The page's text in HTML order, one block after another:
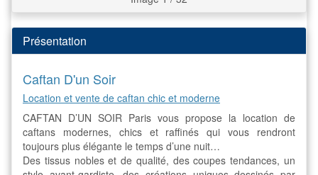
Présentation
Caftan D'un Soir
Location et vente de caftan chic et moderne
CAFTAN D’UN SOIR Paris vous propose la location de
caftans modernes, chics et raffinés qui vous rendront
toujours plus élégante le temps d’une nuit…
Des tissus nobles et de qualité, des coupes tendances, un